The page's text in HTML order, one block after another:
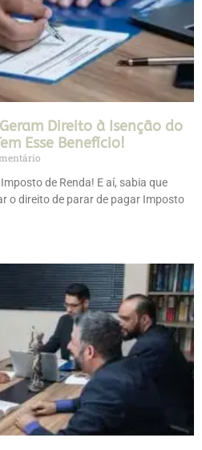
Direito à Isenção do
Esse Benefício!
de Renda! E aí, sabia que
o direito de parar de pagar Imposto